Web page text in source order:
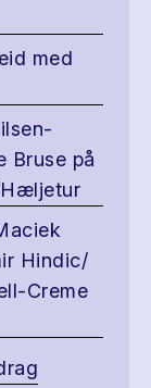
med
Bruse på
Hæljetur
Hindic/
Creme